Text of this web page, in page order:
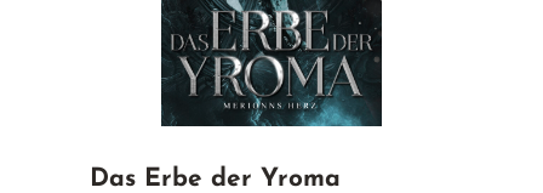
Das Erbe der Yroma